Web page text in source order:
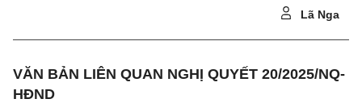
Lã Nga
VĂN BẢN LIÊN QUAN NGHỊ QUYẾT 20/2025/NQ-
HĐND